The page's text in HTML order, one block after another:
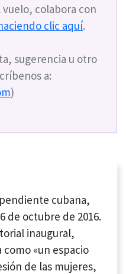
colabora con
clic aquí.
sugerencia u otro
a:
)
cubana,
de octubre de 2016.
inaugural,
«un espacio
de las mujeres,